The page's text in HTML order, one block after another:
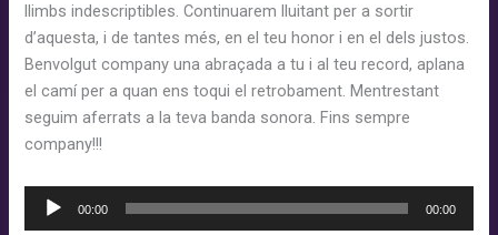
llimbs indescriptibles. Continuarem lluitant per a sortir
d’aquesta, i de tantes més, en el teu honor i en el dels justos.
Benvolgut company una abraçada a tu i al teu record, aplana
el camí per a quan ens toqui el retrobament. Mentrestant
seguim aferrats a la teva banda sonora. Fins sempre
company!!!
Reproductor
00:00 00:00